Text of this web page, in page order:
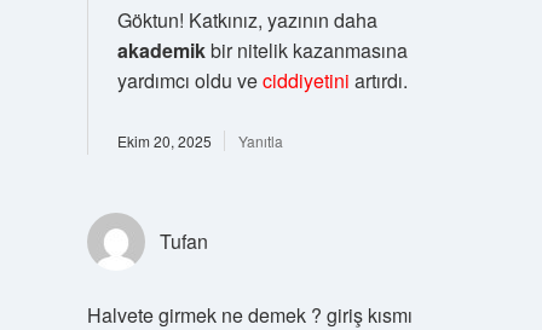
Göktun! Katkınız, yazının daha
akademikbir nitelik kazanmasına
yardımcı oldu veciddiyetini artırdı.
Ekim 20, 2025 Yanıtla
Tufan
Halvete girmek ne demek ? giriş kısmı